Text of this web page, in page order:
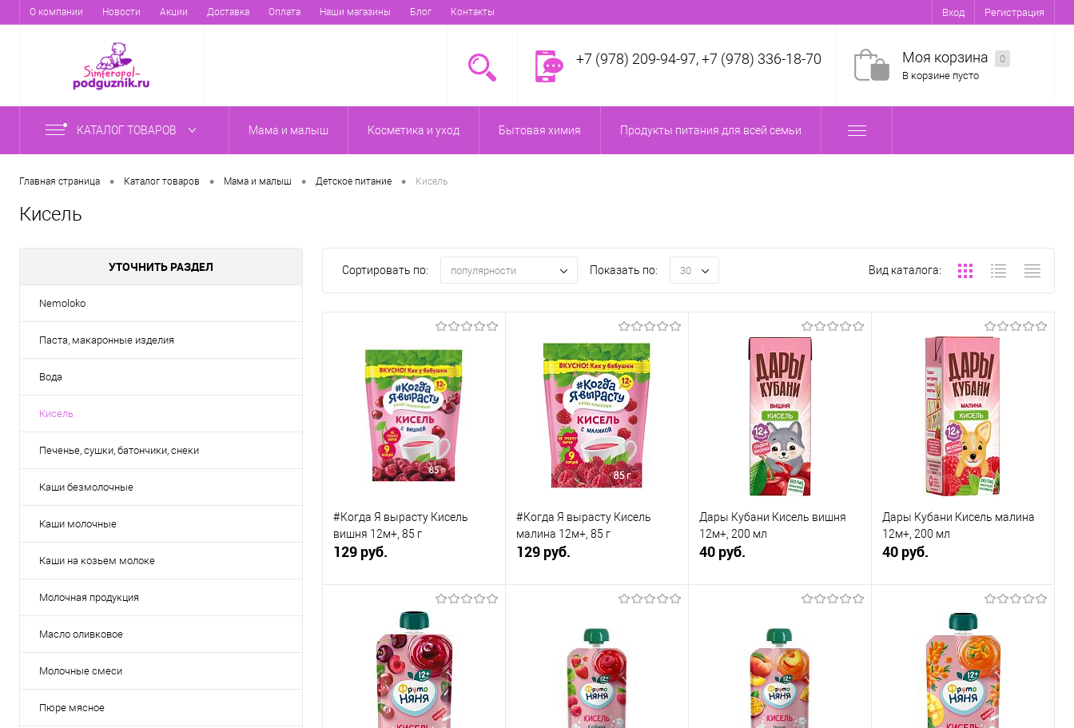
О компании Новости Акции Доставка Оплата Наши магазины Блог Контакты Вход Регистрация
+7 (978) 209-94-97, +7 (978) 336-18-70 Моя корзина
0
В корзине пусто
КАТАЛОГ ТОВАРОВ Мама и малыш Косметика и уход Бытовая химия Продукты питания для всей семьи
Главная страница • Каталог товаров • Мама и малыш • Детское питание • Кисель
Кисель
УТОЧНИТЬ РАЗДЕЛ
Nemoloko
Паста, макаронные изделия
Вода
Кисель
Печенье, сушки, батончики, снеки
Каши безмолочные
Каши молочные
Каши на козьем молоке
Молочная продукция
Масло оливковое
Молочные смеси
Пюре мясное
Сортировать по: популярности Показать по: 30 Вид каталога:
#Когда Я вырасту Кисель
вишня 12м+, 85 г
129 руб.
В корзину
Купить в 1
Сравнение
В избранное В наличии
#Когда Я вырасту Кисель
малина 12м+, 85 г
129 руб.
Купить в 1
Сравнение
В избранное В наличии
Дары Кубани Кисель вишня
12м+, 200 мл
40 руб.
Купить в 1
Сравнение
В избранное В наличии
Дары Кубани Кисель малина
12м+, 200 мл
40 руб.
В корзину
Купить в 1
Сравнение
В избранное В наличии